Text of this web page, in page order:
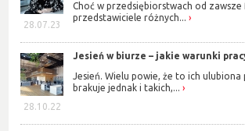
28.07.23
Choć w przedsiębiorstwach od
przedstawiciele różnych...
28.10.22
Jesień w biurze – jakie warunki
Jesień. Wielu powie, że to ich ulubiona
brakuje jednak i takich,...